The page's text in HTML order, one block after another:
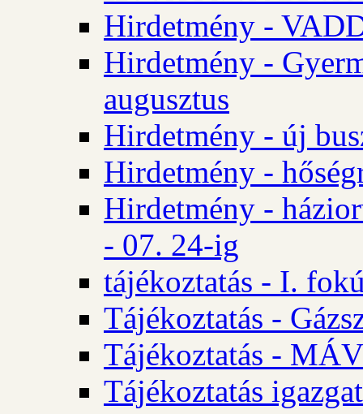
Hirdetmény -
Hirdetmény -
augusztus
Hirdetmény - új
Hirdetmény -
Hirdetmény -
- 07. 24-ig
tájékoztatás - I.
Tájékoztatás -
Tájékoztatás -
Tájékoztatás